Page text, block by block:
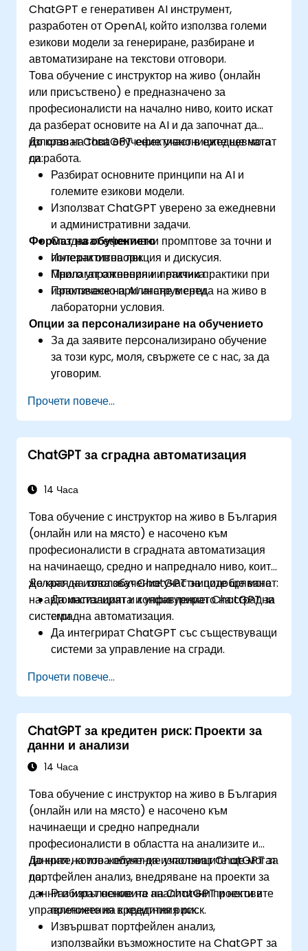
ChatGPT е генеративен AI инструмент,
разработен от OpenAI, който използва големи
езикови модели за генериране, разбиране и
автоматизиране на текстови отговори.
Това обучение с инструктор на живо (онлайн
или присъствено) е предназначено за
професионалисти на начално ниво, които искат
да разберат основите на AI и да започнат да
използват ChatGPT ефективно в ежедневната
си работа.
До края на това обучение участниците ще могат
да:
Разбират основните принципи на AI и
големите езикови модели.
Използват ChatGPT уверено за ежедневни
и административни задачи.
Създават ефективни промптове за точни и
полезни отговори.
Прилагат отговорни и етични практики при
използване на AI инструменти.
Формат на обучението
Интерактивна лекция и дискусия.
Много упражнения и практика.
Практическо прилагане в среда на живо в
лабораторни условия.
Опции за персонализиране на обучението
За да заявите персонализирано обучение
за този курс, моля, свържете се с нас, за да
уговорим.
Прочети повече...
ChatGPT за сградна автоматизация
14 Часа
Това обучение с инструктор на живо в България
(онлайн или на място) е насочено към
професионалисти в сградната автоматизация
на начинаещо, средно и напреднало ниво, които
желаят да използват ChatGPT за подобряване
на автоматизацията и управлението на сградни
системи.
До края на това обучение участниците ще могат:
Да инсталират и конфигурират ChatGPT за
сградна автоматизация.
Да интегрират ChatGPT със съществуващи
системи за управление на сгради.
осветлението, ОВК и противопожарните
системи с помощта на ChatGPT.
Да разработват и внедряват
персонализирани скриптове за
автоматизация.
Да наблюдават и управляват сградни
изкуствен интелект.
Прочети повече...
ChatGPT за кредитен риск: Проекти за
данни и анализи
14 Часа
Това обучение с инструктор на живо в България
(онлайн или на място) е насочено към
начинаещи и средно напреднали
професионалисти в областта на анализите и
данните, които желаят да използват ChatGPT за
портфейлен анализ, внедряване на проекти за
данни и изпълнение на аналитични проекти в
управлението на кредитния риск.
До края на това обучение участниците ще могат
да:
Разбират основите на ChatGPT и неговите
приложения в кредитния риск.
Извършват портфейлен анализ,
използвайки възможностите на ChatGPT за